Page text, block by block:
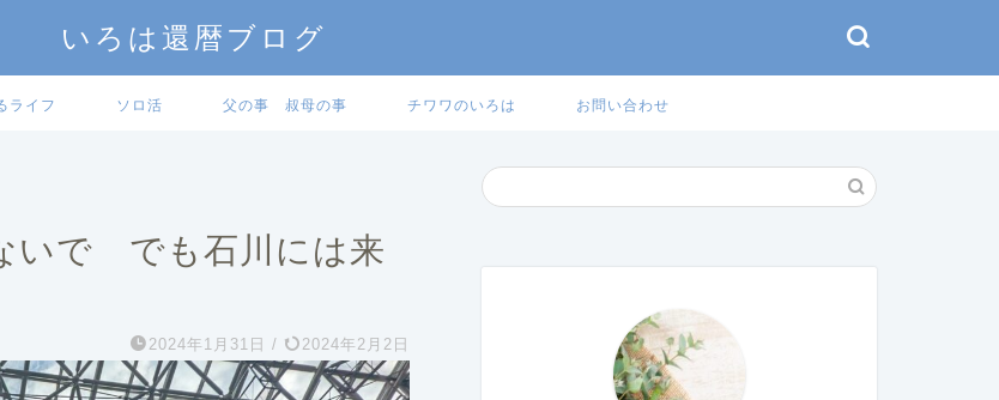
いろは還暦ブログ
ライフ ソロ活 父の事 叔母の事 チワワのいろは お問い合わせ
いで でも石川には来
2024年1月31日 / 2024年2月2日